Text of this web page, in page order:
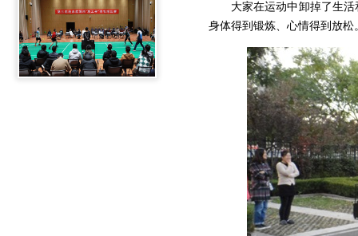
大家在运动中卸掉了生
身体得到锻炼、心情得到放